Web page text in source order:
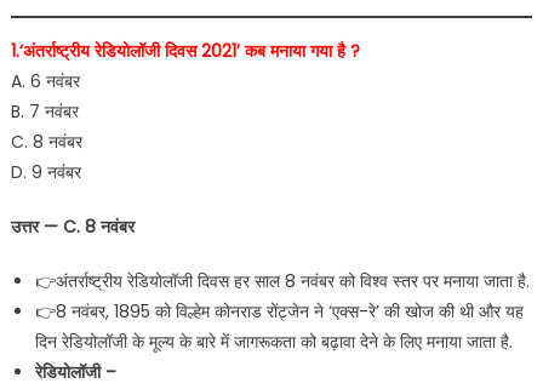
1.‘अंतर्राष्ट्रीय रेडियोलॉजी दिवस 2021’ कब मनाया गया है ?
A. 6 नवंबर
B. 7 नवंबर
C. 8 नवंबर
D. 9 नवंबर
उत्तर — C. 8 नवंबर
👉अंतर्राष्ट्रीय रेडियोलॉजी दिवस हर साल 8 नवंबर को विश्व स्तर पर मनाया जाता है.
👉8 नवंबर, 1895 को विल्हेम कोनराड रोंट्जेन ने ‘एक्स-रे’ की खोज की थी और यह
दिन रेडियोलॉजी के मूल्य के बारे में जागरूकता को बढ़ावा देने के लिए मनाया जाता है.
रेडियोलॉजी –